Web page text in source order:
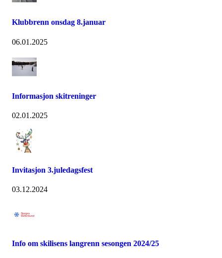
Klubbrenn onsdag 8.januar
06.01.2025
Informasjon skitreninger
02.01.2025
Invitasjon 3.juledagsfest
03.12.2024
Info om skilisens langrenn sesongen 2024/25